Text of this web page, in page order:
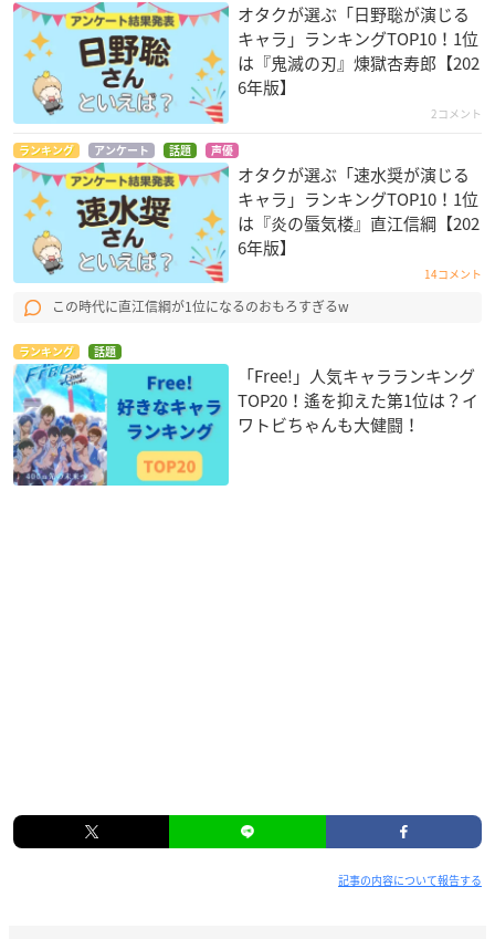
オタクが選ぶ「日野聡が演じる
キャラ」ランキングTOP10！1位
は『鬼滅の刃』煉󠄁獄杏寿郎【202
6年版】
2コメント
ランキング アンケート 話題 声優
オタクが選ぶ「速水奨が演じる
キャラ」ランキングTOP10！1位
は『炎の蜃気楼』直江信綱【202
6年版】
14コメント
この時代に直江信綱が1位になるのおもろすぎるw
ランキング 話題
「Free!」人気キャラランキング
TOP20！遙を抑えた第1位は？イ
ワトビちゃんも大健闘！
記事の内容について報告する